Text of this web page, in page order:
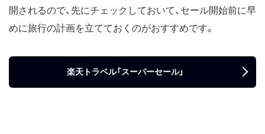
開されるので、先にチェックしておいて、セール開始前に早
めに旅行の計画を立てておくのがおすすめです。
楽天トラベル「スーパーセール」